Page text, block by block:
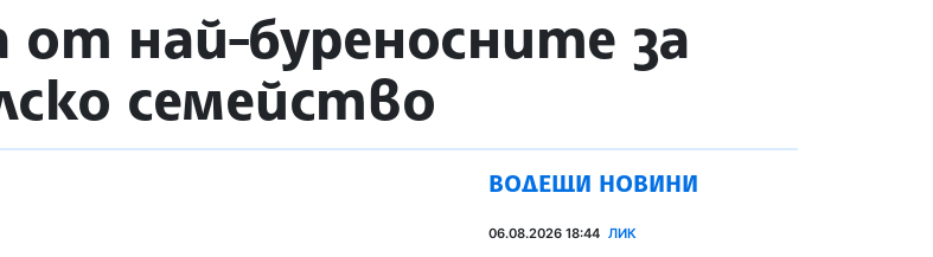
от най-буреносните за
семейство
ВОДЕЩИ НОВИНИ
06.08.2026 18:44 ЛИК